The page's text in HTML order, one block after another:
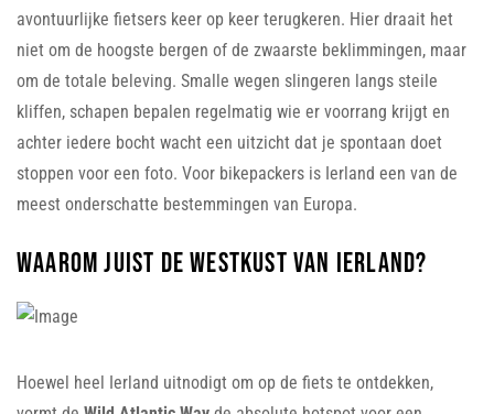
avontuurlijke fietsers keer op keer terugkeren. Hier draait het
niet om de hoogste bergen of de zwaarste beklimmingen, maar
om de totale beleving. Smalle wegen slingeren langs steile
kliffen, schapen bepalen regelmatig wie er voorrang krijgt en
achter iedere bocht wacht een uitzicht dat je spontaan doet
stoppen voor een foto. Voor bikepackers is Ierland een van de
meest onderschatte bestemmingen van Europa.
Waarom juist de westkust van Ierland?
Hoewel heel Ierland uitnodigt om op de fiets te ontdekken,